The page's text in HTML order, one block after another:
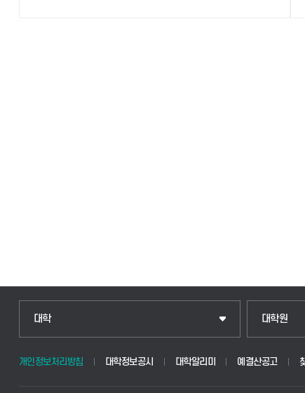
대학
인문융합공공인재학부
법경영학부
대학원
일반대학원
산업대학원
개인정보처리방침 대학정보공시 대학알리미 예결산공고